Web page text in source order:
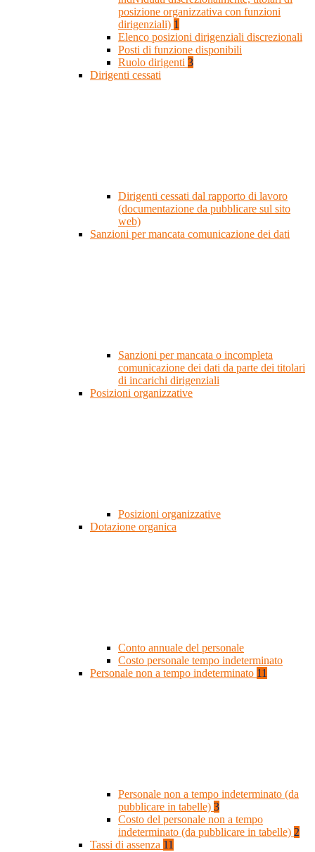
posizione organizzativa con funzioni
dirigenziali) 1
Elenco posizioni dirigenziali discrezionali
Posti di funzione disponibili
Ruolo dirigenti 3
Dirigenti cessati
Dirigenti cessati dal rapporto di lavoro
(documentazione da pubblicare sul sito
web)
Sanzioni per mancata comunicazione dei dati
Sanzioni per mancata o incompleta
comunicazione dei dati da parte dei titolari
di incarichi dirigenziali
Posizioni organizzative
Posizioni organizzative
Dotazione organica
Conto annuale del personale
Costo personale tempo indeterminato
Personale non a tempo indeterminato 11
Personale non a tempo indeterminato (da
pubblicare in tabelle) 3
Costo del personale non a tempo
indeterminato (da pubblicare in tabelle) 2
Tassi di assenza 11